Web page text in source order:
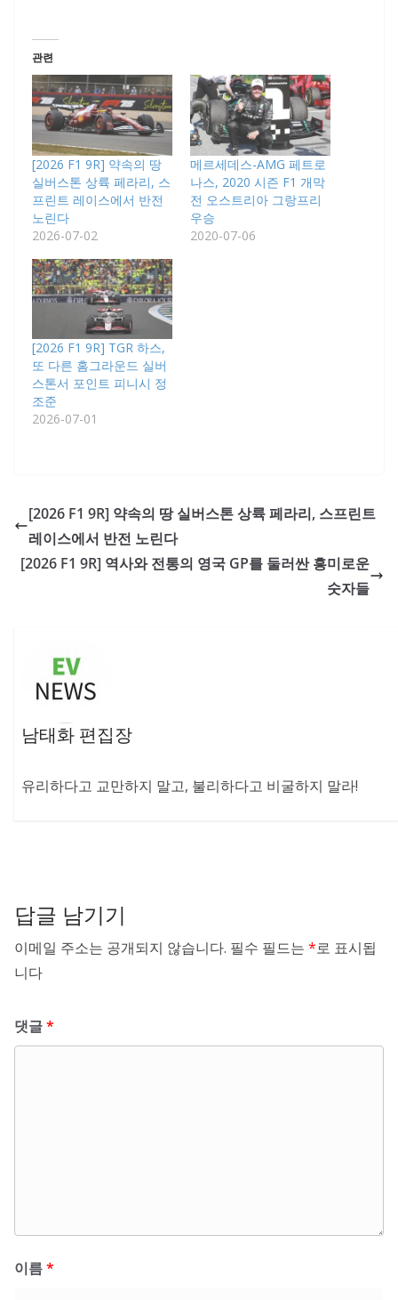
관련
[2026 F1 9R] 약속의 땅
실버스톤 상륙 페라리, 스
프린트 레이스에서 반전
노린다
2026-07-02
메르세데스-AMG 페트로
나스, 2020 시즌 F1 개막
전 오스트리아 그랑프리
우승
2020-07-06
[2026 F1 9R] TGR 하스,
또 다른 홈그라운드 실버
스톤서 포인트 피니시 정
조준
2026-07-01
[2026 F1 9R] 약속의 땅 실버스톤 상륙 페라리, 스프린트
레이스에서 반전 노린다
[2026 F1 9R] 역사와 전통의 영국 GP를 둘러싼 흥미로운
숫자들
남태화 편집장
유리하다고 교만하지 말고, 불리하다고 비굴하지 말라!
답글 남기기
이메일 주소는 공개되지 않습니다. 필수 필드는 *로 표시됩
니다
댓글*
이름*